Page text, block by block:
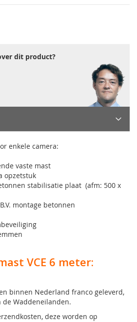
dit product?
enkele camera:
vaste mast
opzetstuk
stabilisatie plaat (afm: 500 x
montage betonnen
VCE 6 meter:
binnen Nederland franco geleverd,
Waddeneilanden.
deze worden op